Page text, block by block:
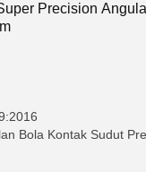
Precision
Bola Kontak Sudut